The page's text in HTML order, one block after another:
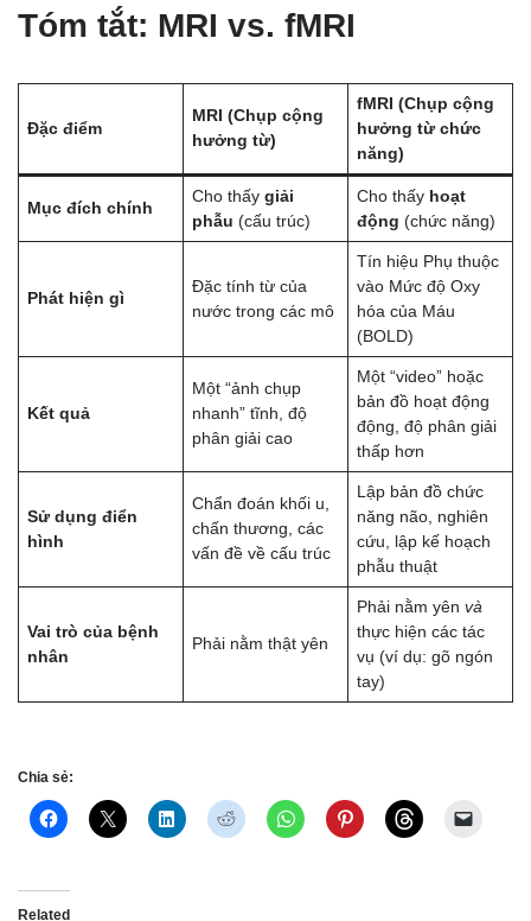
Tóm tắt: MRI vs. fMRI
Đặc điểm
MRI (Chụp cộng
hưởng từ)
fMRI (Chụp cộng
hưởng từ chức
năng)
Mục đích chính
Cho thấy giải
phẫu (cấu trúc)
Cho thấy hoạt
động (chức năng)
Phát hiện gì
Đặc tính từ của
nước trong các mô
Tín hiệu Phụ thuộc
vào Mức độ Oxy
hóa của Máu
(BOLD)
Kết quả
Một “ảnh chụp
nhanh” tĩnh, độ
phân giải cao
Một “video” hoặc
bản đồ hoạt động
động, độ phân giải
thấp hơn
Sử dụng điển
hình
Chẩn đoán khối u,
chấn thương, các
vấn đề về cấu trúc
Lập bản đồ chức
năng não, nghiên
cứu, lập kế hoạch
phẫu thuật
Vai trò của bệnh
nhân
Phải nằm thật yên
Phải nằm yên và
thực hiện các tác
vụ (ví dụ: gõ ngón
tay)
Chia sẻ:
Related